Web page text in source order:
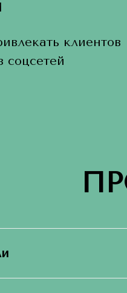
клиентов
соцсетей